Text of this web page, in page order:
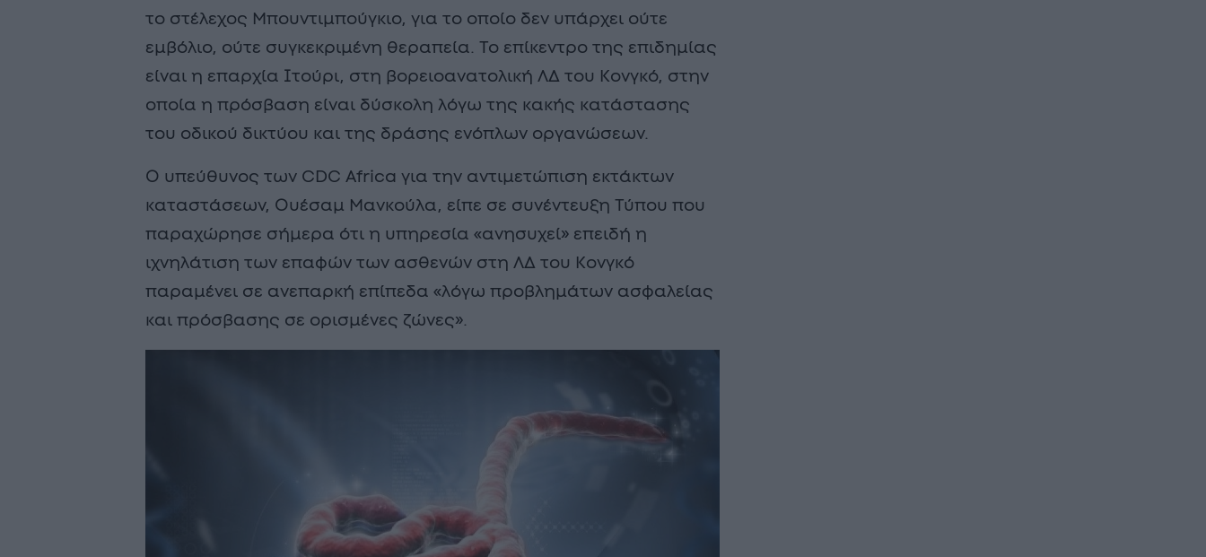
το στέλεχος Μπουντιμπούγκιο, για το οποίο δεν υπάρχει ούτε
εμβόλιο, ούτε συγκεκριμένη θεραπεία. Το επίκεντρο της επιδημίας
είναι η επαρχία Ιτούρι, στη βορειοανατολική ΛΔ του Κονγκό, στην
οποία η πρόσβαση είναι δύσκολη λόγω της κακής κατάστασης
του οδικού δικτύου και της δράσης ενόπλων οργανώσεων.
Ο υπεύθυνος των CDC Africa για την αντιμετώπιση εκτάκτων
καταστάσεων, Ουέσαμ Μανκούλα, είπε σε συνέντευξη Τύπου που
παραχώρησε σήμερα ότι η υπηρεσία «ανησυχεί» επειδή η
ιχνηλάτιση των επαφών των ασθενών στη ΛΔ του Κονγκό
παραμένει σε ανεπαρκή επίπεδα «λόγω προβλημάτων ασφαλείας
και πρόσβασης σε ορισμένες ζώνες».